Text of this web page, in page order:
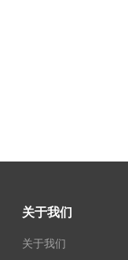
关于我们
关于我们